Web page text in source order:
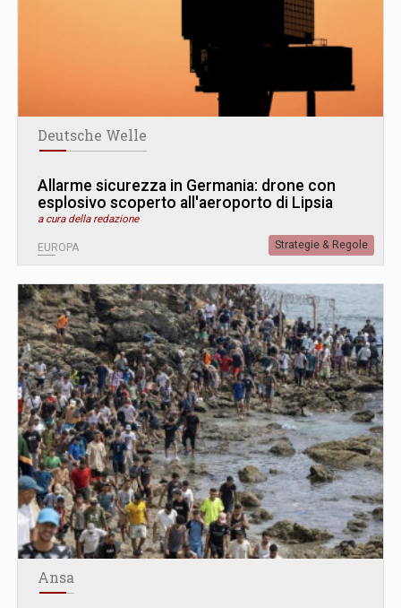
Deutsche Welle
Allarme sicurezza in Germania: drone con
esplosivo scoperto all'aeroporto di Lipsia
a cura della redazione
EUROPA Strategie & Regole
Ansa